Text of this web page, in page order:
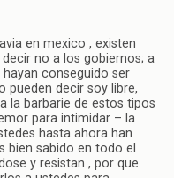
en mexico , existen
no a los gobiernos; a
conseguido ser
pueden decir soy libre,
la barbarie de estos tipos
para intimidar – la
hasta ahora han
bien sabido en todo el
y resistan , por que